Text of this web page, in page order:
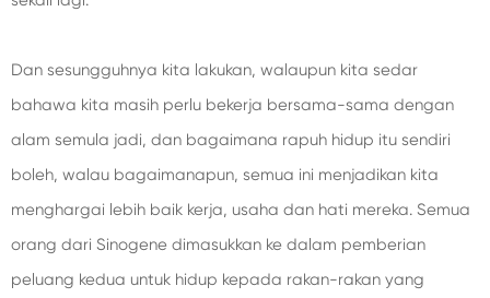
Dan sesungguhnya kita lakukan, walaupun kita sedar
bahawa kita masih perlu bekerja bersama-sama dengan
alam semula jadi, dan bagaimana rapuh hidup itu sendiri
boleh, walau bagaimanapun, semua ini menjadikan kita
menghargai lebih baik kerja, usaha dan hati mereka. Semua
orang dari Sinogene dimasukkan ke dalam pemberian
peluang kedua untuk hidup kepada rakan-rakan yang